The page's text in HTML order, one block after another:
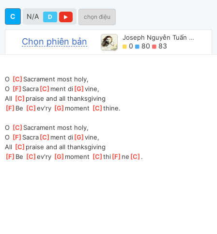
C N/A D chọn điệu
Chọn phiên bản Joseph Nguyễn Tuấn Anh
0 80 83
O [C ]Sacrament most holy,
O [F ]Sacra[C ]ment di[G ]
vine,
All [C ]praise and all thanksgiving
[F ]Be [C ]
ev'ry [G ]moment [C ]thine.
O [C ]Sacrament most holy,
O [F ]Sacra[C ]ment di[G ]
vine,
All [C ]praise and all thanksgiving
[F ]Be [C ]
ev'ry [G ]moment [C ]thi[F ]ne [C ].